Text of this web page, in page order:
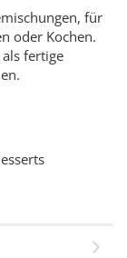
für
oder Kochen.
fertige